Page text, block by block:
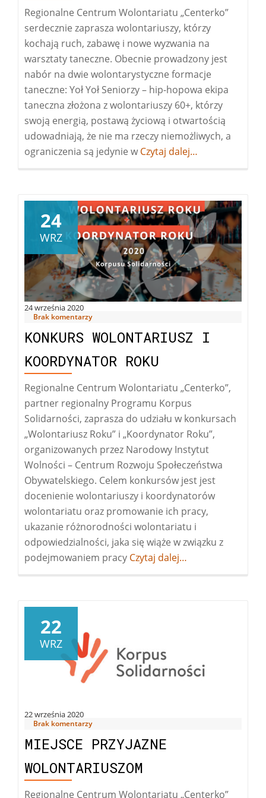
Regionalne Centrum Wolontariatu „Centerko”
serdecznie zaprasza wolontariuszy, którzy
kochają ruch, zabawę i nowe wyzwania na
warsztaty taneczne. Obecnie prowadzony jest
nabór na dwie wolontarystyczne formacje
taneczne: Yoł Yoł Seniorzy – hip-hopowa ekipa
taneczna złożona z wolontariuszy 60+, którzy
swoją energią, postawą życiową i otwartością
udowadniają, że nie ma rzeczy niemożliwych, a
ograniczenia są jedynie w Więcej
dla
wolontariuszy
Czytaj dalej…
24 września 2020
24
WRZ
Brak komentarzy
KONKURS WOLONTARIUSZ I
KOORDYNATOR ROKU
Regionalne Centrum Wolontariatu „Centerko”,
partner regionalny Programu Korpus
Solidarności, zaprasza do udziału w konkursach
„Wolontariusz Roku” i „Koordynator Roku”,
organizowanych przez Narodowy Instytut
Wolności – Centrum Rozwoju Społeczeństwa
Obywatelskiego. Celem konkursów jest jest
docenienie wolontariuszy i koordynatorów
wolontariatu oraz promowanie ich pracy,
ukazanie różnorodności wolontariatu i
odpowiedzialności, jaka się wiąże w związku z
podejmowaniem pracy Więcej
Czytaj dalej…
22 września 2020
22
WRZ
Brak komentarzy
MIEJSCE PRZYJAZNE
WOLONTARIUSZOM
Regionalne Centrum Wolontariatu „Centerko”